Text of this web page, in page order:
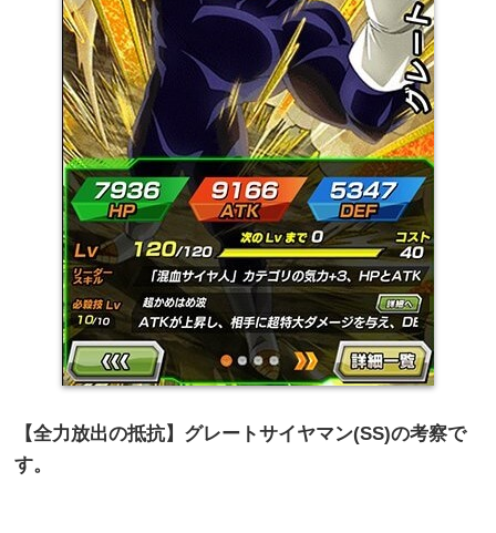
【全力放出の抵抗】グレートサイヤマン(SS)の考察で
す。